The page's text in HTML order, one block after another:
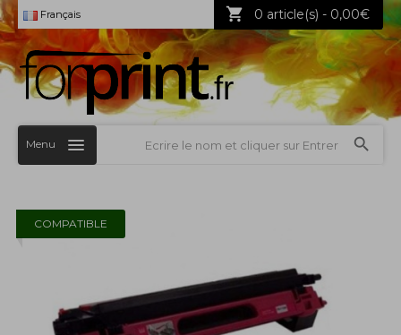
Français 0 article(s) - 0,00€
Menu
COMPATIBLE